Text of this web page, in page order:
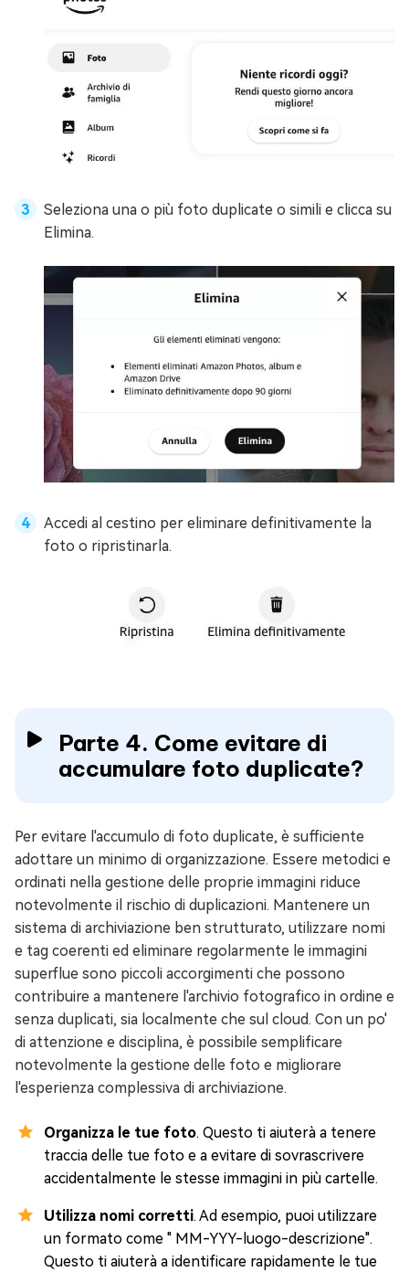
Seleziona una o più foto duplicate o simili e clicca su
Elimina.
Accedi al cestino per eliminare definitivamente la
foto o ripristinarla.
Parte 4. Come evitare di
accumulare foto duplicate?
Per evitare l'accumulo di foto duplicate, è sufficiente
adottare un minimo di organizzazione. Essere metodici e
ordinati nella gestione delle proprie immagini riduce
notevolmente il rischio di duplicazioni. Mantenere un
sistema di archiviazione ben strutturato, utilizzare nomi
e tag coerenti ed eliminare regolarmente le immagini
superflue sono piccoli accorgimenti che possono
contribuire a mantenere l'archivio fotografico in ordine e
senza duplicati, sia localmente che sul cloud. Con un po'
di attenzione e disciplina, è possibile semplificare
notevolmente la gestione delle foto e migliorare
l'esperienza complessiva di archiviazione.
Organizza le tue foto. Questo ti aiuterà a tenere
traccia delle tue foto e a evitare di sovrascrivere
accidentalmente le stesse immagini in più cartelle.
Utilizza nomi corretti. Ad esempio, puoi utilizzare
un formato come " MM-YYY-luogo-descrizione".
Questo ti aiuterà a identificare rapidamente le tue